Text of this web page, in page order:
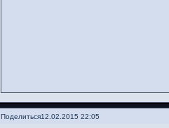
Поделиться12.02.2015 22:05